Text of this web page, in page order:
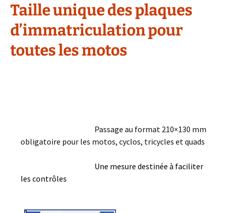
Taille unique des plaques
d’immatriculation pour
toutes les motos
Passage au format 210×130 mm
obligatoire pour les motos, cyclos, tricycles et quads
Une mesure destinée à faciliter
les contrôles